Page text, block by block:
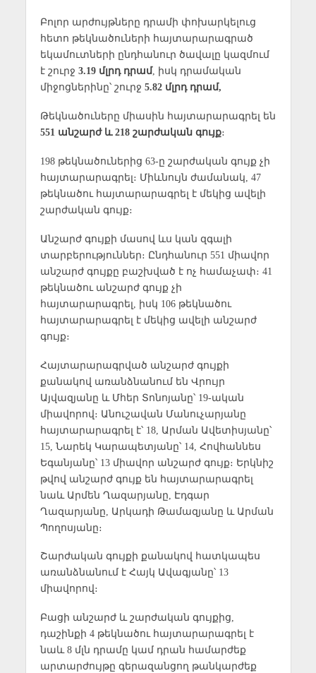
Բոլոր արժույթները դրամի փոխարկելուց
հետո թեկնածուների հայտարարագրած
եկամուտների ընդհանուր ծավալը կազմում
է շուրջ 3.19 մլրդ դրամ, իսկ դրամական
միջոցներինը՝ շուրջ 5.82 մլրդ դրամ,
Թեկնածուները միասին հայտարարագրել են
551 անշարժ և 218 շարժական գույք։
198 թեկնածուներից 63-ը շարժական գույք չի
հայտարարագրել։ Միևնույն ժամանակ, 47
թեկնածու հայտարարագրել է մեկից ավելի
շարժական գույք։
Անշարժ գույքի մասով ևս կան զգալի
տարբերություններ։ Ընդհանուր 551 միավոր
անշարժ գույքը բաշխված է ոչ համաչափ։ 41
թեկնածու անշարժ գույք չի
հայտարարագրել, իսկ 106 թեկնածու
հայտարարագրել է մեկից ավելի անշարժ
գույք։
Հայտարարագրված անշարժ գույքի
քանակով առանձնանում են Վրույր
Այվազյանը և Մհեր Տոնոյանը՝ 19-ական
միավորով։ Անուշավան Մանուչարյանը
հայտարարագրել է՝ 18, Արման Ավետիսյանը՝
15, Նարեկ Կարապետյանը՝ 14, Հովհաննես
Եգանյանը՝ 13 միավոր անշարժ գույք։ Երկնիշ
թվով անշարժ գույք են հայտարարագրել
նաև Արմեն Ղազարյանը, Էդգար
Ղազարյանը, Արկադի Թամազյանը և Արման
Պողոսյանը։
Շարժական գույքի քանակով հատկապես
առանձնանում է Հայկ Ավագյանը՝ 13
միավորով։
Բացի անշարժ և շարժական գույքից,
դաշինքի 4 թեկնածու հայտարարագրել է
նաև 8 մլն դրամը կամ դրան համարժեք
արտարժույթը գերազանցող թանկարժեք